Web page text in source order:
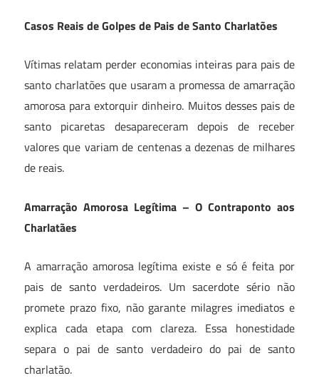
Casos Reais de Golpes de Pais de Santo Charlatões
Vítimas relatam perder economias inteiras para pais de
santo charlatões que usaram a promessa de amarração
amorosa para extorquir dinheiro. Muitos desses pais de
santo picaretas desapareceram depois de receber
valores que variam de centenas a dezenas de milhares
de reais.
Amarração Amorosa Legítima – O Contraponto aos
Charlatães
A amarração amorosa legítima existe e só é feita por
pais de santo verdadeiros. Um sacerdote sério não
promete prazo fixo, não garante milagres imediatos e
explica cada etapa com clareza. Essa honestidade
separa o pai de santo verdadeiro do pai de santo
charlatão.